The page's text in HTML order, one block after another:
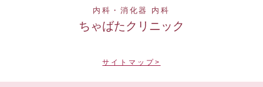
内科・消化器 内科
ちゃばたクリニック
サイトマップ>